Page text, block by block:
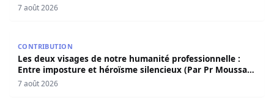
7 août 2026
CONTRIBUTION
Les deux visages de notre humanité professionnelle :
Entre imposture et héroïsme silencieux (Par Pr Moussa
Seydi)
7 août 2026